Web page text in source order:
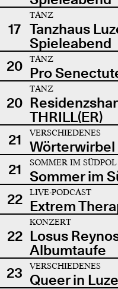
17
TANZ
Tanzhaus
Spieleabend
20
TANZ
Pro
20
TANZ
THRILL(ER)
21
VERSCHIEDENES
Wörterwirbel
21
SOMMER IM SÜDPOL
Sommer im
22
LIVE-PODCAST
Extrem
22
KONZERT
Losus
Albumtaufe
23
VERSCHIEDENES
Queer in